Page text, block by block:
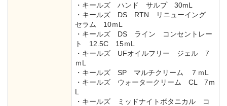
・キールズ ハンド サルプ 30mL
・キールズ DS RTN リニューイング
セラム 10ｍL
・キールズ DS ライン コンセントレー
ト 12.5C 15ｍL
・キールズ UFオイルフリー ジェル 7
ｍL
・キールズ SP マルチクリーム ７ｍL
・キールズ ウォータークリーム CL 7ｍ
L
・キールズ ミッドナイトボタニカル コ